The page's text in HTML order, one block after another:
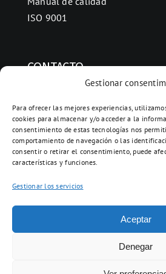
Gestionar
Para ofrecer las mejores experiencias,
cookies para almacenar y/o acceder a la
consentimiento de estas tecnologías nos
comportamiento de navegación o las
consentir o retirar el consentimiento, puede
características y funciones.
Gestionar los servicios
Aceptar
Denegar
ISO 9001
CONTACTO
08280 Calaf, Barcelona
938 69 82 50
info@ceramicascalaf.com